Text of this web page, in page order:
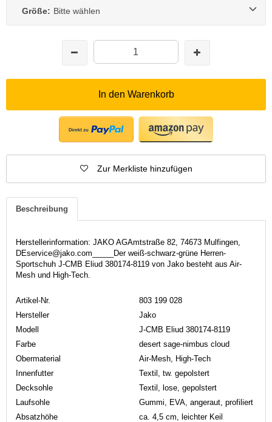
Größe: Bitte wählen
In den Warenkorb
Zur Merkliste hinzufügen
Beschreibung
Herstellerinformation: JAKO AGAmtstraße 82, 74673 Mulfingen,
DEservice@jako.com_____Der weiß-schwarz-grüne Herren-
Sportschuh J-CMB Eliud 380174-8119 von Jako besteht aus Air-
Mesh und High-Tech.
Artikel-Nr.
803 199 028
Hersteller
Jako
Modell
J-CMB Eliud 380174-8119
Farbe
desert sage-nimbus cloud
Obermaterial
Air-Mesh, High-Tech
Innenfutter
Textil, tw. gepolstert
Decksohle
Textil, lose, gepolstert
Laufsohle
Gummi, EVA, angeraut, profiliert
Absatzhöhe
ca. 4,5 cm, leichter Keil